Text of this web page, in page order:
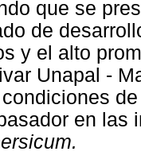
que se
de
y el alto
Unapal -
en